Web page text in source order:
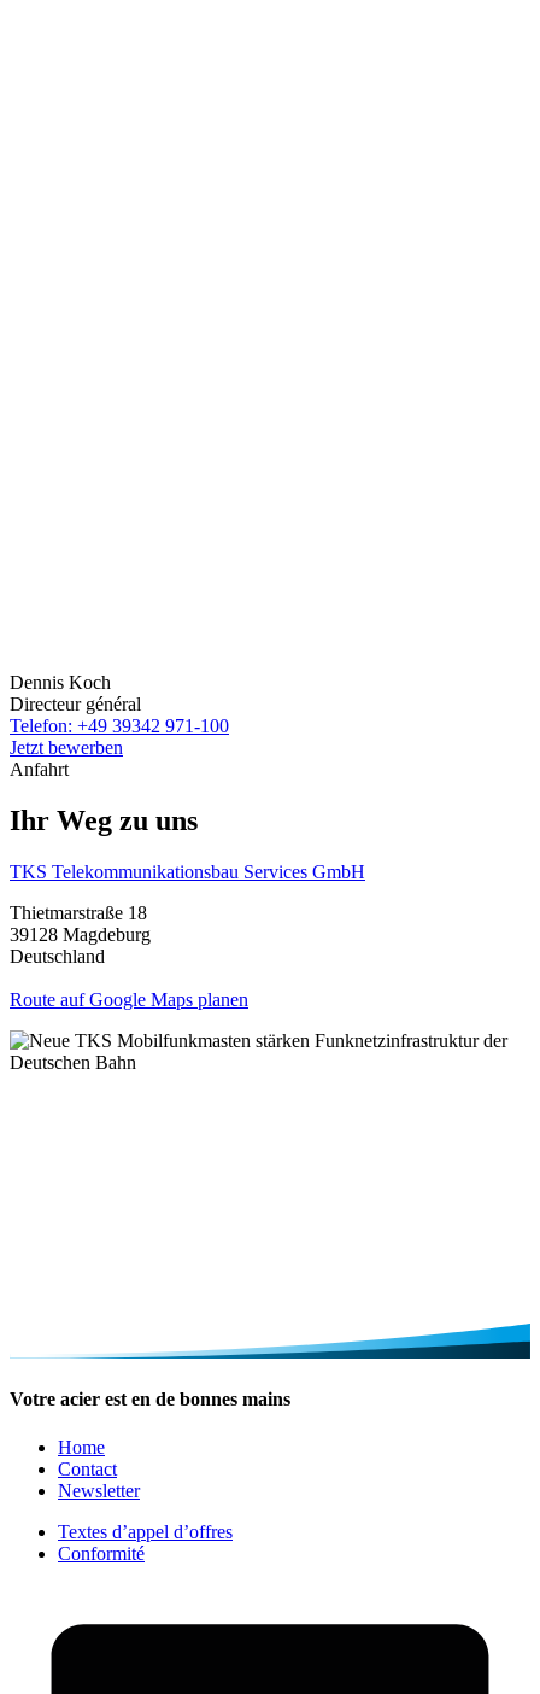
Dennis Koch
Directeur général
Telefon: +49 39342 971-100
Jetzt bewerben
Anfahrt
Ihr Weg zu uns
TKS Telekommunikationsbau Services GmbH
Thietmarstraße 18
39128 Magdeburg
Deutschland
Route auf Google Maps planen
Votre acier est en de bonnes mains
Home
Contact
Newsletter
Textes d’appel d’offres
Conformité